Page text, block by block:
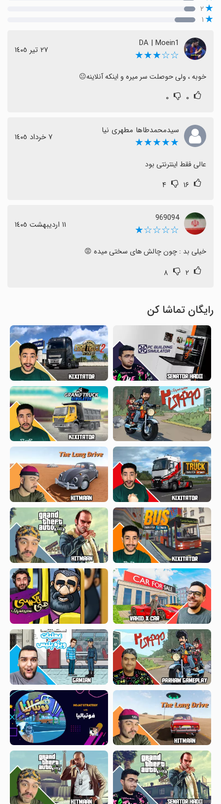
۲
۱
DA | Moein1
☆☆★★★ ٢٧ تیر ١٤٠٥
خوبه ، ولی حوصلت سر میره و اینکه آنلاینه😐
۰ ۰
سیدمحمدطاها مطهری نیا
★★★★★ ٧ خرداد ١٤٠٥
عالی فقط اینترنتی بود
۱۶ ۴
969094
☆☆☆☆★ ١١ اردیبهشت ١٤٠٥
خیلی بد : چون چالش های سختی میده 😡
۲ ۸
رایگان تماشا کن